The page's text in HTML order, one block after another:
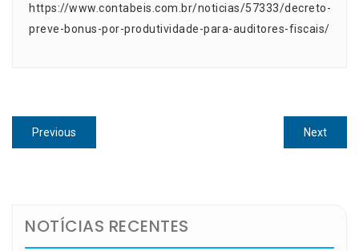
https://www.contabeis.com.br/noticias/57333/decreto-
preve-bonus-por-produtividade-para-auditores-fiscais/
Navegação
de
Previous
post:
NextNext
post:
NOTÍCIAS RECENTES